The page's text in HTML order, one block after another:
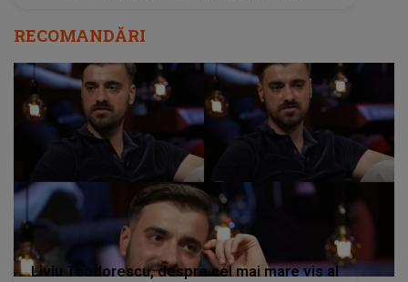
RECOMANDĂRI
Liviu Teodorescu, despre cel mai mare vis al